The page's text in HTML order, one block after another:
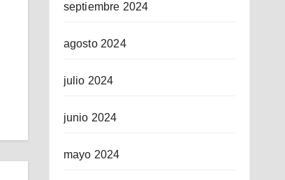
septiembre 2024
agosto 2024
julio 2024
junio 2024
mayo 2024